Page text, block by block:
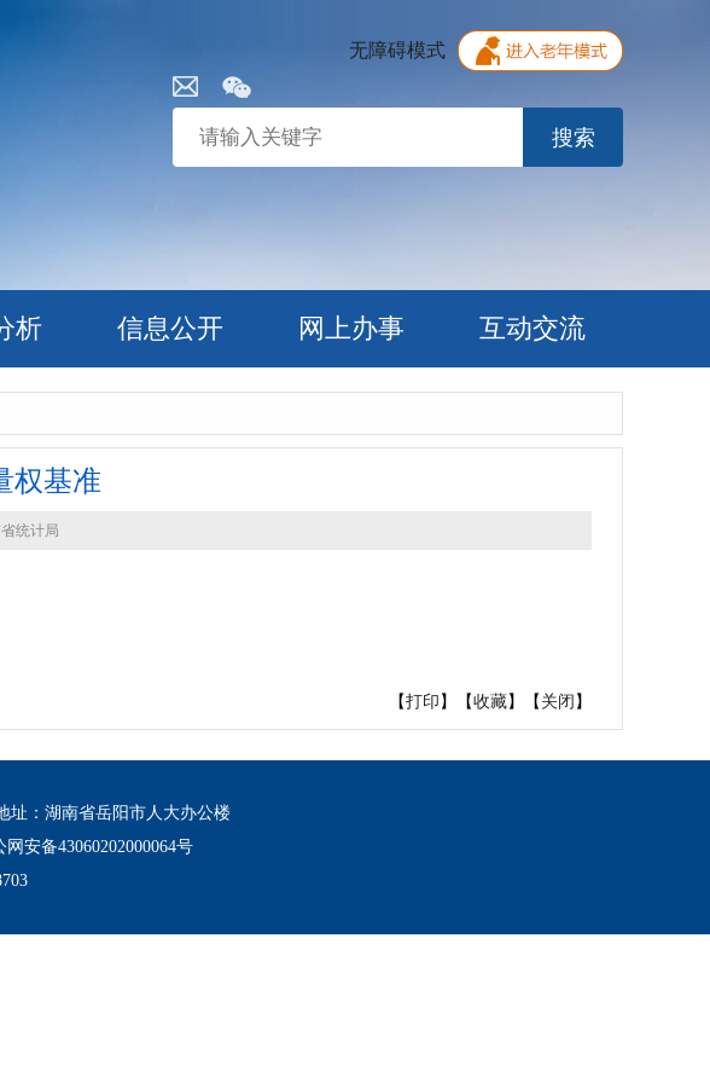
无障碍模式
搜索
析 信息公开 网上办事 互动交流
权基准
省统计局
【打印 】【收藏】【 关闭 】
址：湖南省岳阳市人大办公楼
网安备43060202000064号